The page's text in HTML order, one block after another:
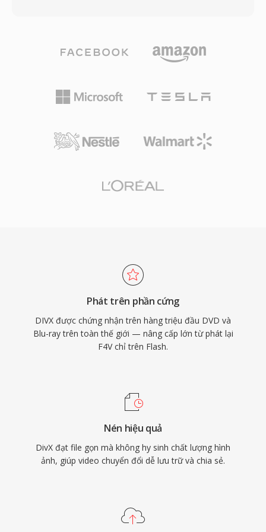
phát và trình phát video dựa trên Flash trên
web. Bộ chứa hỗ trợ cả tải xuống liên tục và
bản nội dung nhiều tùy chọn phân phối linh
nhường chỗ cho video HTML5 đã giảm việc tạo
nội dung F4V mới, cấu trúc dựa trên MP4 đồng
vẫn dễ dàng truy cập thông qua các công cụ
H.264/AVC và HEVC. DivX trở nên cực kỳ phổ
nén một bộ phim đầy đủ thành tệp đủ nhỏ để
vừa vào một đĩa CD-ROM duy nhất mà vẫn giữ
Hiệu suất nén này đã biến DivX thành định
khan hiếm. Bộ chứa DivX Media Format (.divx)
biến trên các thiết bị điện tử tiêu dùng, với
hàng nghìn đầu DVD và thiết bị khác hỗ trợ
phát DivX gốc. Codec cũng tiên phong trong
mã hóa tốc độ bit thay đổi dựa trên chất lượng,
phân bổ nhiều dữ liệu hơn cho các cảnh phức
Phát trên phần cứng
DIVX được chứng nhận trên hàng triệu đầu DVD và
Blu-ray trên toàn thế giới — nâng cấp lớn từ phát lại
F4V chỉ trên Flash.
Nén hiệu quả
DivX đạt file gọn mà không hy sinh chất lượng hình
ảnh, giúp video chuyển đổi dễ lưu trữ và chia sẻ.